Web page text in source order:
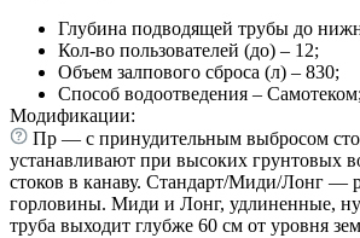
Глубина подводящей трубы до
Кол-во пользователей (до) – 12;
Объем залпового сброса (л) – 830;
Способ водоотведения – Самотеком;
Модификации:
Пр — с принудительным выбросом
устанавливают при высоких грунтовых
стоков в канаву. Стандарт/Миди/Лонг —
горловины. Миди и Лонг, удлиненные,
труба выходит глубже 60 см от уровня